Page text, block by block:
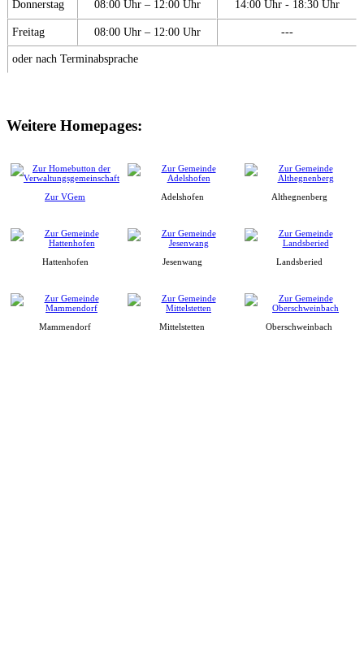
Donnerstag 08:00 Uhr – 12:00 Uhr 14:00 Uhr - 18:30 Uhr
Freitag 08:00 Uhr – 12:00 Uhr ---
oder nach Terminabsprache
Weitere Homepages:
Zur VGem Adelshofen Althegnenberg
Hattenhofen Jesenwang Landsberied
Mammendorf Mittelstetten Oberschweinbach